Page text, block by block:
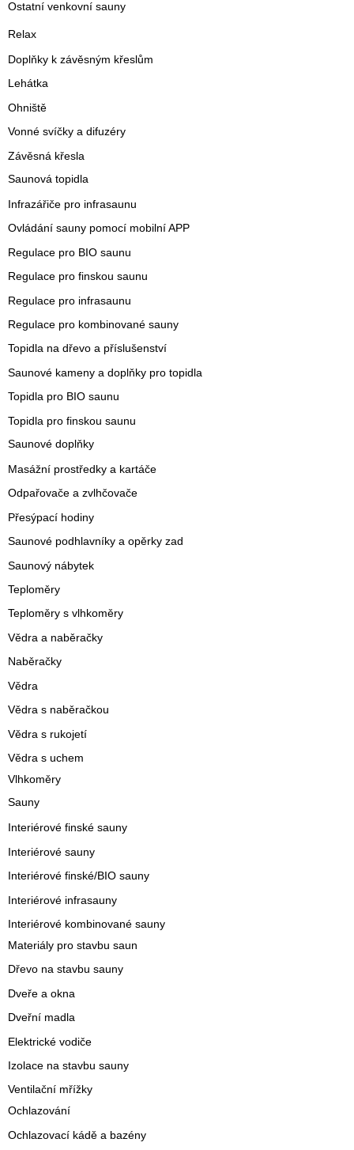
Ostatní venkovní sauny
Relax
Doplňky k závěsným křeslům
Lehátka
Ohniště
Vonné svíčky a difuzéry
Závěsná křesla
Saunová topidla
Infrazářiče pro infrasaunu
Ovládání sauny pomocí mobilní APP
Regulace pro BIO saunu
Regulace pro finskou saunu
Regulace pro infrasaunu
Regulace pro kombinované sauny
Topidla na dřevo a příslušenství
Saunové kameny a doplňky pro topidla
Topidla pro BIO saunu
Topidla pro finskou saunu
Saunové doplňky
Masážní prostředky a kartáče
Odpařovače a zvlhčovače
Přesýpací hodiny
Saunové podhlavníky a opěrky zad
Saunový nábytek
Teploměry
Teploměry s vlhkoměry
Vědra a naběračky
Naběračky
Vědra
Vědra s naběračkou
Vědra s rukojetí
Vědra s uchem
Vlhkoměry
Sauny
Interiérové finské sauny
Interiérové sauny
Interiérové finské/BIO sauny
Interiérové infrasauny
Interiérové kombinované sauny
Materiály pro stavbu saun
Dřevo na stavbu sauny
Dveře a okna
Dveřní madla
Elektrické vodiče
Izolace na stavbu sauny
Ventilační mřížky
Ochlazování
Ochlazovací kádě a bazény